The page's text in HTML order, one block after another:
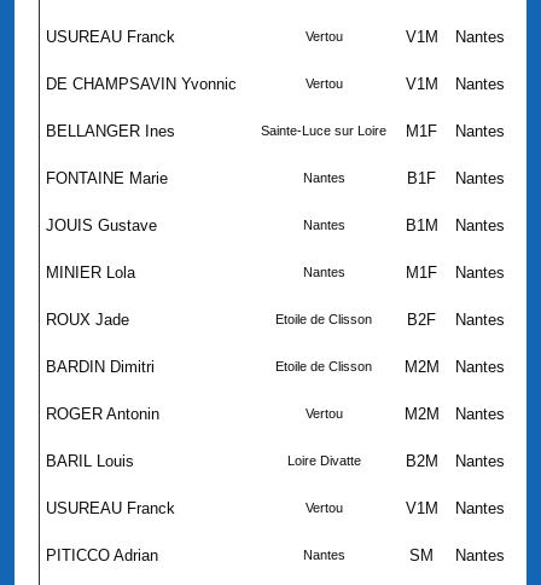
USUREAU Franck Vertou V1M Nantes
DE CHAMPSAVIN Yvonnic Vertou V1M Nantes
BELLANGER Ines Sainte-Luce sur Loire M1F Nantes
FONTAINE Marie Nantes B1F Nantes
JOUIS Gustave Nantes B1M Nantes
MINIER Lola Nantes M1F Nantes
ROUX Jade Etoile de Clisson B2F Nantes
BARDIN Dimitri Etoile de Clisson M2M Nantes
ROGER Antonin Vertou M2M Nantes
BARIL Louis Loire Divatte B2M Nantes
USUREAU Franck Vertou V1M Nantes
PITICCO Adrian Nantes SM Nantes